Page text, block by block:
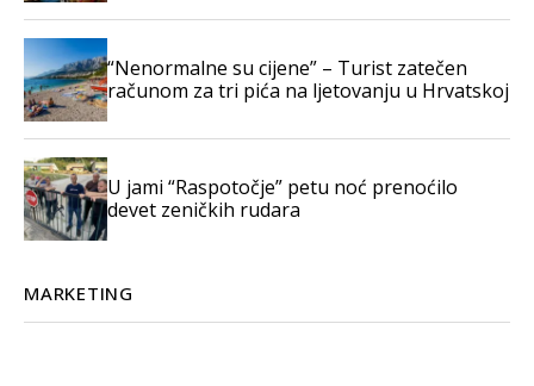
“Nenormalne su cijene” – Turist zatečen
računom za tri pića na ljetovanju u Hrvatskoj
U jami “Raspotočje” petu noć prenoćilo
devet zeničkih rudara
MARKETING